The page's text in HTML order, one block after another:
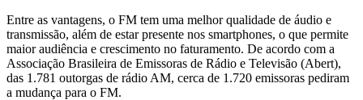
Entre as vantagens, o FM tem uma melhor qualidade de áudio e
transmissão, além de estar presente nos smartphones, o que permite
maior audiência e crescimento no faturamento. De acordo com a
Associação Brasileira de Emissoras de Rádio e Televisão (Abert),
das 1.781 outorgas de rádio AM, cerca de 1.720 emissoras pediram
a mudança para o FM.